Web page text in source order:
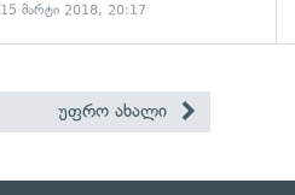
15 მარტი 2018, 20:17
უფრო ახალი